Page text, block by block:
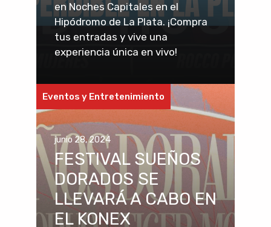
en Noches Capitales en el
Hipódromo de La Plata. ¡Compra
tus entradas y vive una
experiencia única en vivo!
Eventos y Entretenimiento
junio 28, 2024
FESTIVAL SUEÑOS
DORADOS SE
LLEVARÁ A CABO EN
EL KONEX